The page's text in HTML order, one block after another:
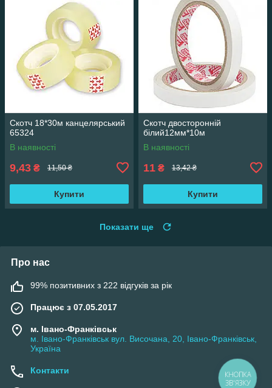
Скотч 18*30м канцелярський
65324
В наявності
9,43 ₴ 11,50 ₴
Купити
Скотч двосторонній
білий12мм*10м
В наявності
11 ₴ 13,42 ₴
Купити
Показати ще
Про нас
99% позитивних з 222 відгуків за рік
Працює з 07.05.2017
м. Івано-Франківськ
м. Івано-Франківськ вул. Височана, 20, Івано-Франківськ,
Україна
Контакти
КНОПКА
ЗВ'ЯЗКУ